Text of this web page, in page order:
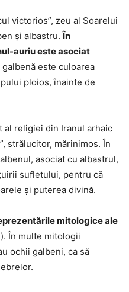
victorios”, zeu al Soarelui
şi albastru.În
auriu este asociat
galbenă este culoarea
ploios, înainte de
al religiei din Iranul arhaic
”, strălucitor, mărinimos. În
asociat cu albastrul,
sufletului, pentru că
şi puterea divină.
mitologice ale
În multe mitologii
ochii galbeni, ca să